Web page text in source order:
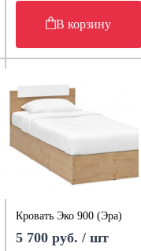
В корзину
Кровать Эко 900 (Эра)
5 700 руб. / шт